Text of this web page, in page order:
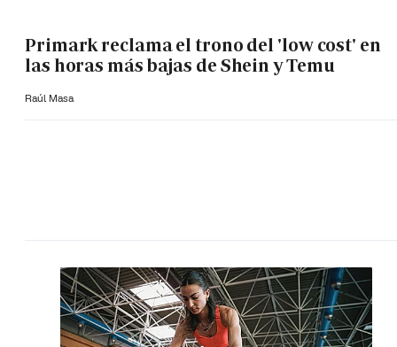
Primark reclama el trono del 'low cost' en
las horas más bajas de Shein y Temu
Raúl Masa